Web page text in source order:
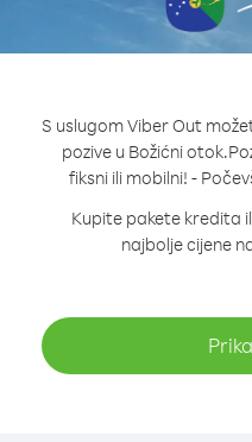
S uslugom Viber Out
pozive u Božićni otok.
fiksni ili mobilni! -
Kupite pakete kredita
najbolje cijene